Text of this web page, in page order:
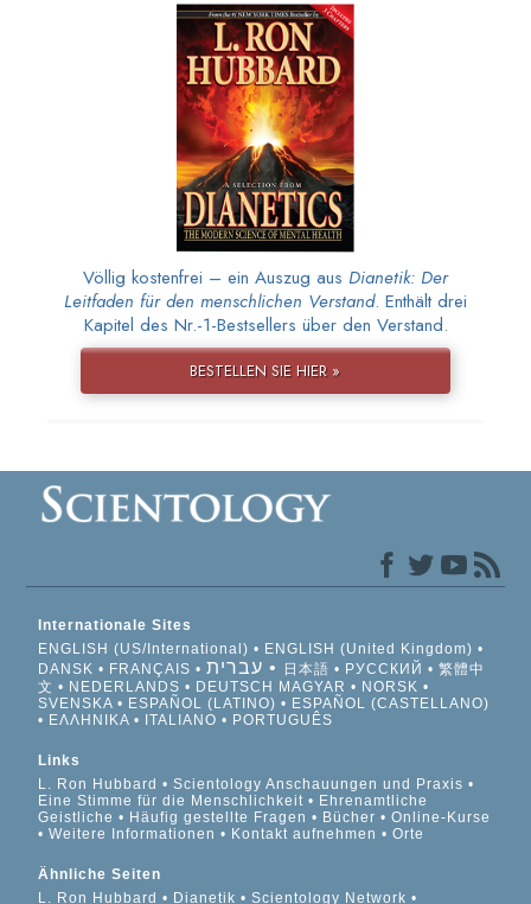
Völlig kostenfrei – ein Auszug aus Dianetik: Der
Leitfaden für den menschlichen Verstand. Enthält drei
Kapitel des Nr.-1-Bestsellers über den Verstand.
BESTELLEN SIE HIER »
Internationale Sites
ENGLISH (US/International)
ENGLISH (United Kingdom)
DANSK
FRANÇAIS עברית 日本語 РУССКИЙ
繁體中
文
NEDERLANDS DEUTSCH MAGYAR
NORSK
SVENSKA
ESPAÑOL (LATINO)
ESPAÑOL (CASTELLANO)
ΕΛΛΗΝΙΚA
ITALIANO PORTUGUÊS
Links
L. Ron Hubbard
Scientology Anschauungen und Praxis
Eine Stimme für die Menschlichkeit
Ehrenamtliche
Geistliche
Häufig gestellte Fragen Bücher
Online-Kurse
Weitere Informationen
Kontakt aufnehmen Orte
Ähnliche Seiten
L. Ron Hubbard
Dianetik Scientology Network